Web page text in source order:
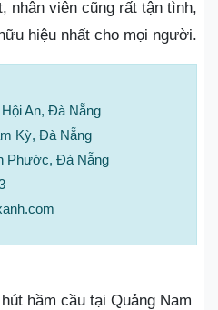
nhân viên cũng rất tận tình,
hiệu nhất cho mọi người.
An, Đà Nẵng
Kỳ, Đà Nẵng
Phước, Đà Nẵng
hầm cầu tại Quảng Nam